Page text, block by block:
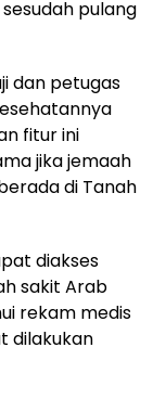
pulang
dan petugas
fitur ini
jika jemaah
di Tanah
diakses
sakit Arab
rekam medis
dilakukan